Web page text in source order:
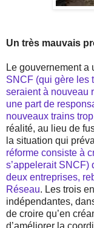
Un très mauvais
Le gouvernement a
SNCF (qui gère les
seraient à nouveau
une part de
nouveaux trains
réalité, au lieu de
la situation qui
réforme consiste à
s’appelerait SNCF)
deux entreprises,
Réseau. Les trois
indépendantes,
de croire qu’en